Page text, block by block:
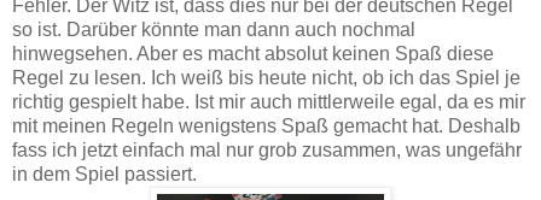
Fehler. Der Witz ist, dass dies nur bei der deutschen Regel
so ist. Darüber könnte man dann auch nochmal
hinwegsehen. Aber es macht absolut keinen Spaß diese
Regel zu lesen. Ich weiß bis heute nicht, ob ich das Spiel je
richtig gespielt habe. Ist mir auch mittlerweile egal, da es mir
mit meinen Regeln wenigstens Spaß gemacht hat. Deshalb
fass ich jetzt einfach mal nur grob zusammen, was ungefähr
in dem Spiel passiert.